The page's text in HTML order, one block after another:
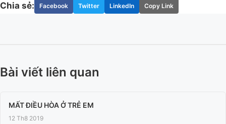
Chia sẻ: Facebook Twitter LinkedIn Copy Link
Bài viết liên quan
MẤT ĐIỀU HÒA Ở TRẺ EM
12 Th8 2019